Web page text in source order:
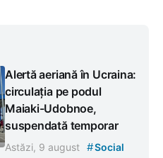
Alertă aeriană în Ucraina:
circulația pe podul
Maiaki-Udobnoe,
suspendată temporar
Astăzi, 9 august #Social